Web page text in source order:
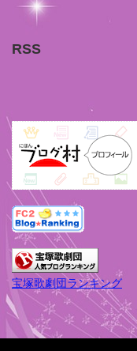
RSS
宝塚歌劇団ランキング